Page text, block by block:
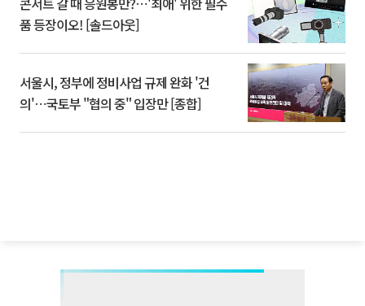
품 등장이오! [솔드아웃]
서울시, 정부에 정비사업 규제 완화 '건
의'⋯국토부 "협의 중" 입장만 [종합]